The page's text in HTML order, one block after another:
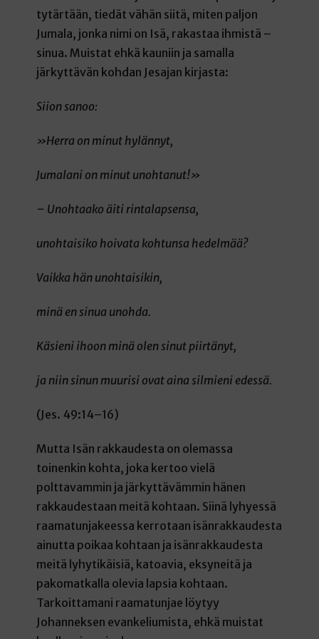
tytärtään, tiedät vähän siitä, miten paljon
Jumala, jonka nimi on Isä, rakastaa ihmistä –
sinua. Muistat ehkä kauniin ja samalla
järkyttävän kohdan Jesajan kirjasta:
Siion sanoo:
»Herra on minut hylännyt,
Jumalani on minut unohtanut!»
– Unohtaako äiti rintalapsensa,
unohtaisiko hoivata kohtunsa hedelmää?
Vaikka hän unohtaisikin,
minä en sinua unohda.
Käsieni ihoon minä olen sinut piirtänyt,
ja niin sinun muurisi ovat aina silmieni edessä.
(Jes. 49:14–16)
Mutta Isän rakkaudesta on olemassa
toinenkin kohta, joka kertoo vielä
polttavammin ja järkyttävämmin hänen
rakkaudestaan meitä kohtaan. Siinä lyhyessä
raamatunjakeessa kerrotaan isänrakkaudesta
ainutta poikaa kohtaan ja isänrakkaudesta
meitä lyhytikäisiä, katoavia, eksyneitä ja
pakomatkalla olevia lapsia kohtaan.
Tarkoittamani raamatunjae löytyy
Johanneksen evankeliumista, ehkä muistat